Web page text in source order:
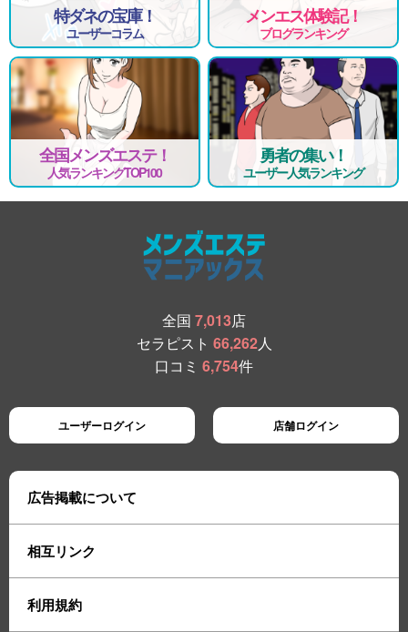
特ダネの宝庫！
ユーザーコラム
メンエス体験記！
ブログランキング
全国メンズエステ！
人気ランキングTOP100
勇者の集い！
ユーザー人気ランキング
全国 7,013店
セラピスト 66,262人
口コミ 6,754件
ユーザーログイン 店舗ログイン
広告掲載について
相互リンク
利用規約